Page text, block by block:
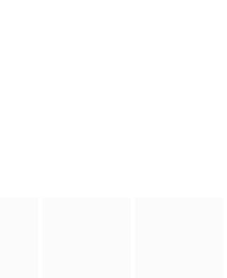
的犯罪证据并将他交给警方，让诈骗团伙受到了应有
体的人格“刮刮乐”；病床前不离不弃的“紧急联络人”
饰）与九门诸人共赴冒险奇局。一桩401部队的神
DNA鉴定技术的支持下，通过摸排、勘查等传统刑